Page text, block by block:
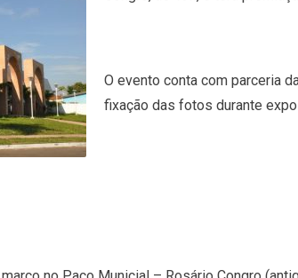
O evento conta com parceria
fixação das fotos durante